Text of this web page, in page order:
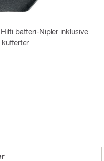
batteri-Nipler inklusive